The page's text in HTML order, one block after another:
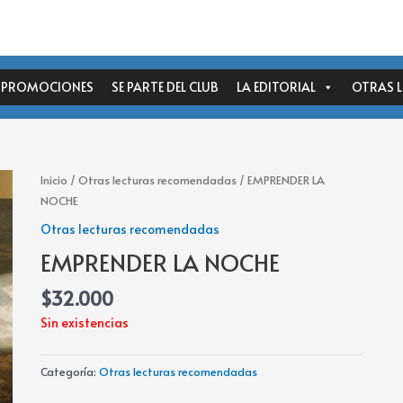
PROMOCIONES SE PARTE DEL CLUB LA EDITORIAL OTRAS
Inicio / Otras lecturas recomendadas/ EMPRENDER LA
NOCHE
Otras lecturas recomendadas
EMPRENDER LA NOCHE
$32.000
Sin existencias
Categoría: Otras lecturas recomendadas